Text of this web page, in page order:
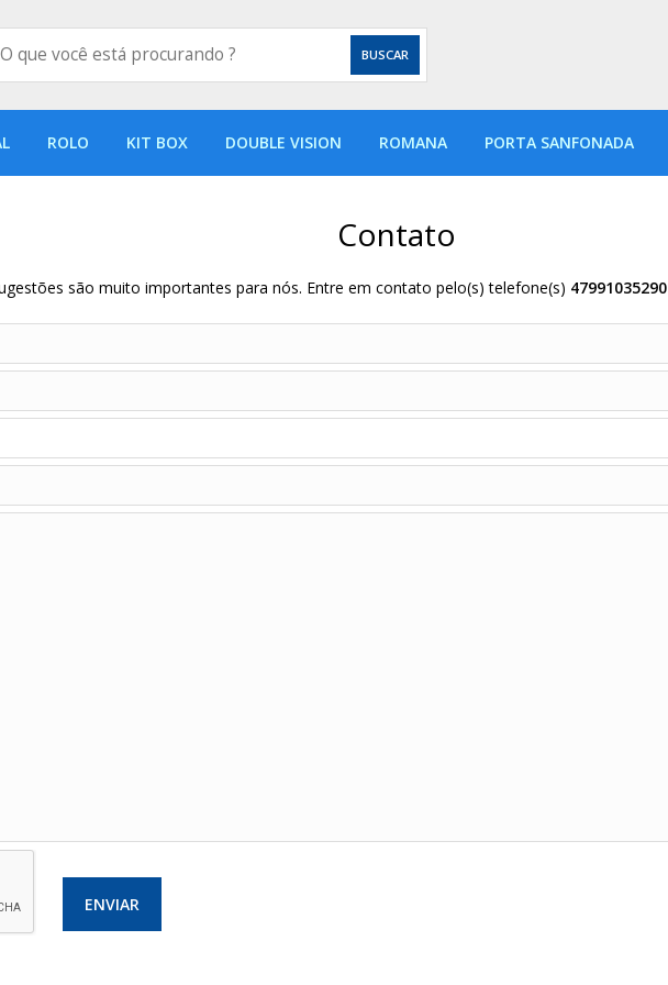
ROLO KIT BOX DOUBLE VISION ROMANA PORTA SANFONADA
Contato
são muito importantes para nós. Entre em contato pelo(s) telefone(s) 47991035290
ENVIAR